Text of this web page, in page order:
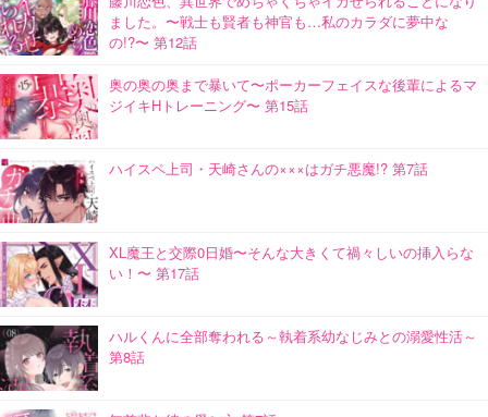
ました。〜戦士も賢者も神官も…私のカラダに夢中な
の!?〜 第12話
奥の奥の奥まで暴いて〜ポーカーフェイスな後輩によるマ
ジイキHトレーニング〜 第15話
ハイスペ上司・天崎さんの×××はガチ悪魔!? 第7話
XL魔王と交際0日婚〜そんな大きくて禍々しいの挿入らな
い！〜 第17話
ハルくんに全部奪われる～執着系幼なじみとの溺愛性活～
第8話